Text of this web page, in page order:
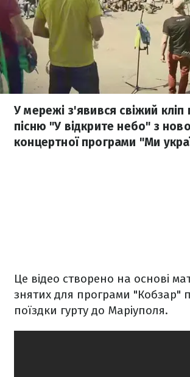
У мережі з'явився свіжий кліп
пісню "У відкрите небо" з
концертної програми "Ми
Це відео створено на основі
знятих для програми "Кобзар"
поїздки гурту до Маріуполя.